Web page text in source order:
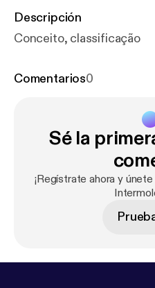
Descripción
Conceito, classificação
Comentarios0
Sé la
¡Regístrate ahora y